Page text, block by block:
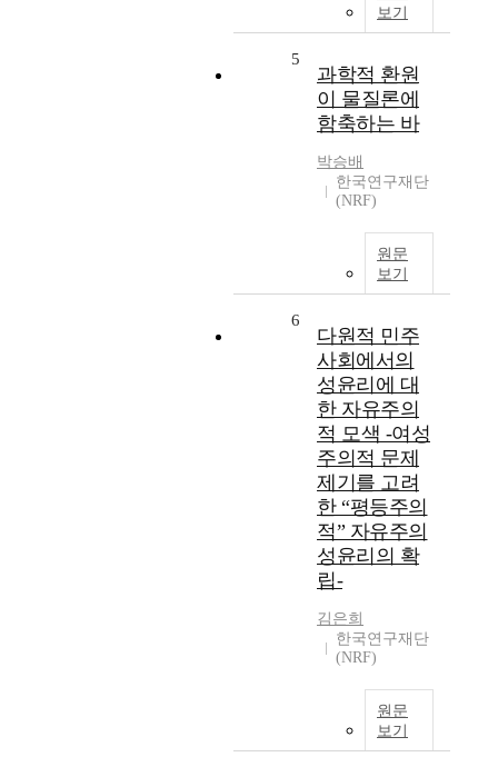
보기
5
과학적 환원
이 물질론에
함축하는 바
박승배
한국연구재단
(NRF)
원문
보기
6
다원적 민주
사회에서의
성윤리에 대
한 자유주의
적 모색 -여성
주의적 문제
제기를 고려
한 “평등주의
적” 자유주의
성윤리의 확
립-
김은희
한국연구재단
(NRF)
원문
보기